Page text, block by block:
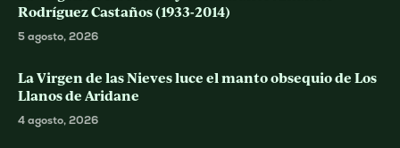
Rodríguez Castaños (1933-2014)
5 agosto, 2026
La Virgen de las Nieves luce el manto obsequio de Los
Llanos de Aridane
4 agosto, 2026